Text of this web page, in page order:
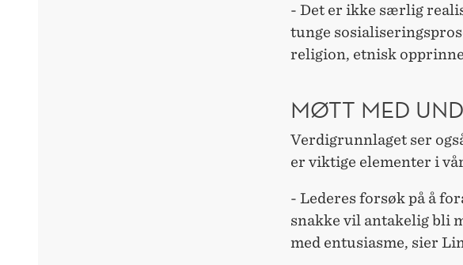
- Det er ikke særlig
tunge
religion, etnisk
MØTT MED
Verdigrunnlaget ser
er viktige elementer i
- Lederes forsøk på å
snakke vil antakelig bli
med entusiasme, sier